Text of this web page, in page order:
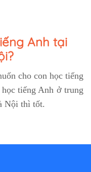
Anh tại
cho con học tiếng
tiếng Anh ở trung
Nội thì tốt.